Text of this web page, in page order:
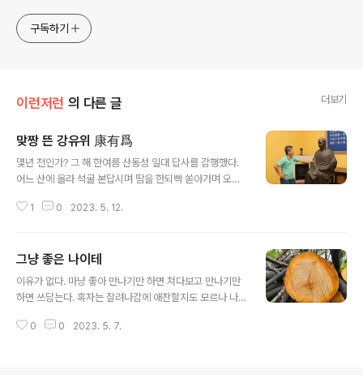
approach will be to resist any common sense or
generalized viewpoint
구독하기
이런저런 의 다른 글 더보기
맞짱 뜬 강유위 康有爲
몇년 전인가? 그 해 한여름 산동성 일대 답사를 감행했다.
어느 산에 올라 석굴 본답시며 땀을 한되빡 쏟아가며 오른
古居에 들러 그와 맞짱을 한 번 떠봤다. 캉유웨이 강유위
다. 그의 대동서大同書... 참말로 황당하기 짝이 없지만, 요
새 갈수록 그의 대동서가 끌린다. 대동서가 하는 말이 맞다
고 이젠 보기 시작했다.(2015. 5. 13)
1 0 2023. 5. 12.
그냥 좋은 나이테
이유가 없다. 마냥 좋아 만나기만 하면 쳐다보고 만나기만
하면 쓰담는다. 혹자는 잘려나감에 애잔할지도 모르나 나
숫자를 세지도 않는다. 나이테 연대를 말하는 사람도 없지
0 0 2023. 5. 7.